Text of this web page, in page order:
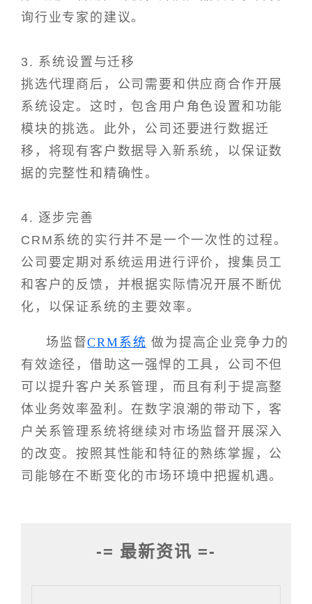
询行业专家的建议。
3. 系统设置与迁移
挑选代理商后，公司需要和供应商合作开展
系统设定。这时，包含用户角色设置和功能
模块的挑选。此外，公司还要进行数据迁
移，将现有客户数据导入新系统，以保证数
据的完整性和精确性。
4. 逐步完善
CRM系统的实行并不是一个一次性的过程。
公司要定期对系统运用进行评价，搜集员工
和客户的反馈，并根据实际情况开展不断优
化，以保证系统的主要效率。
场监督CRM系统 做为提高企业竞争力的
有效途径，借助这一强悍的工具，公司不但
可以提升客户关系管理，而且有利于提高整
体业务效率盈利。在数字浪潮的带动下，客
户关系管理系统将继续对市场监督开展深入
的改变。按照其性能和特征的熟练掌握，公
司能够在不断变化的市场环境中把握机遇。
-= 最新资讯 =-